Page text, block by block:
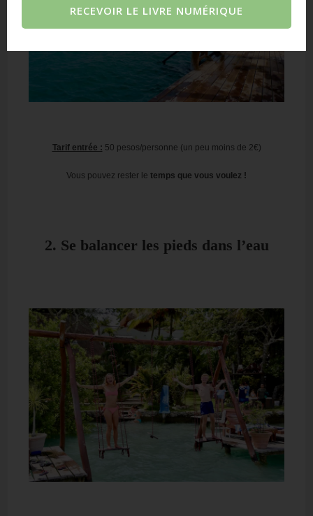
Tarif entrée : 50 pesos/personne (un peu moins de 2€)
Vous pouvez rester le temps que vous voulez !
2. Se balancer les pieds dans l’eau
RECEVOIR LE LIVRE NUMÉRIQUE